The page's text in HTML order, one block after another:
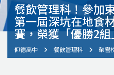
餐飲管理科！參加
第一屆深坑在地食
賽，榮獲「優勝2
仰德高中 餐飲管理科 榮譽